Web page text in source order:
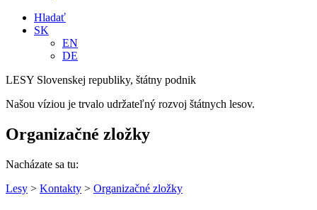
Hladať
SK
EN
DE
LESY Slovenskej republiky, štátny podnik
Našou víziou je trvalo udržateľný rozvoj štátnych lesov.
Organizačné zložky
Nacházate sa tu:
Lesy > Kontakty > Organizačné zložky